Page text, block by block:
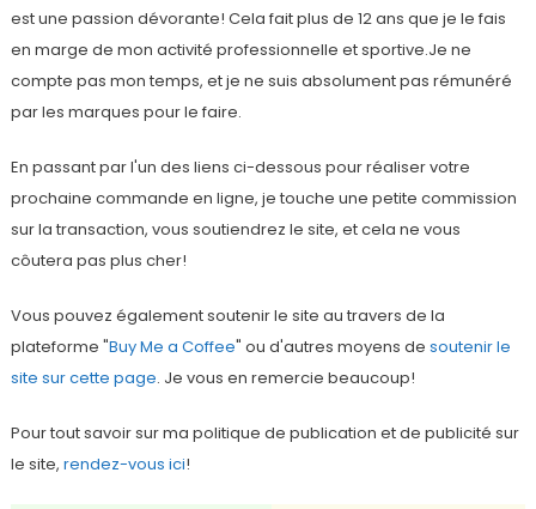
est une passion dévorante! Cela fait plus de 12 ans que je le fais
en marge de mon activité professionnelle et sportive.Je ne
compte pas mon temps, et je ne suis absolument pas rémunéré
par les marques pour le faire.
En passant par l'un des liens ci-dessous pour réaliser votre
prochaine commande en ligne, je touche une petite commission
sur la transaction, vous soutiendrez le site, et cela ne vous
côutera pas plus cher!
Vous pouvez également soutenir le site au travers de la
plateforme "Buy Me a Coffee" ou d'autres moyens de soutenir le
site sur cette page. Je vous en remercie beaucoup!
Pour tout savoir sur ma politique de publication et de publicité sur
le site, rendez-vous ici!